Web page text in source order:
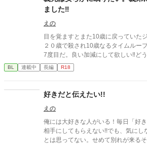
りの要らなくなったノアは、一念発
と決意する。順風満帆に滑り出した
頃、ノアは再婚相手の元に居る家族
になった。 そこで巻き起こる自分の過去との引き合わせに動揺す
るノア。ノアと太客の男との秘密の
ました‼︎
えの
目を覚ますとまた10歳に戻っていた
２０歳で殺され10歳なるタイムルー
7度目だ。良い加減にして欲しい‼︎ど
かに死にたい…。そして7度目はいつ
決めるが…義弟の様子が… 義弟（完
BL 連載中 長編 R18
好きだと伝えたい!!
えの
俺には大好きな人がいる！毎日「好
相手にしてもらえない!!でも、気にし
とは思ってない。せめて別れが来る